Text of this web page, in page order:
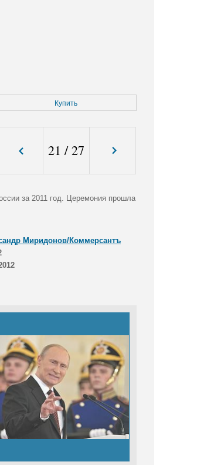
Купить
21 /27
за 2011 год. Церемония прошла
Миридонов/Коммерсантъ